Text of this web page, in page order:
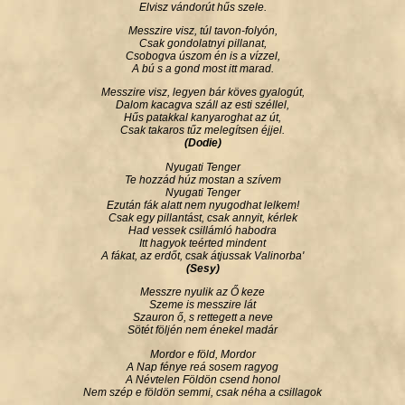
Elvisz vándorút hűs szele.
Messzire visz, túl tavon-folyón,
Csak gondolatnyi pillanat,
Csobogva úszom én is a vízzel,
A bú s a gond most itt marad.
Messzire visz, legyen bár köves gyalogút,
Dalom kacagva száll az esti széllel,
Hűs patakkal kanyaroghat az út,
Csak takaros tűz melegítsen éjjel.
(Dodie)
Nyugati Tenger
Te hozzád húz mostan a szívem
Nyugati Tenger
Ezután fák alatt nem nyugodhat lelkem!
Csak egy pillantást, csak annyit, kérlek
Had vessek csillámló habodra
Itt hagyok teérted mindent
A fákat, az erdőt, csak átjussak Valinorba'
(Sesy)
Messzre nyulik az Ő keze
Szeme is messzire lát
Szauron ő, s rettegett a neve
Sötét följén nem énekel madár
Mordor e föld, Mordor
A Nap fénye reá sosem ragyog
A Névtelen Földön csend honol
Nem szép e földön semmi, csak néha a csillagok